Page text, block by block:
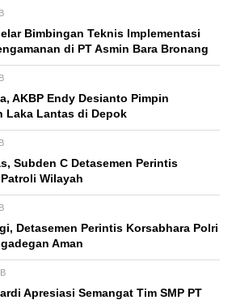
Bimbingan Teknis Implementasi
di PT Asmin Bara Bronang
AKBP Endy Desianto Pimpin
Laka Lantas di Depok
Subden C Detasemen Perintis
Wilayah
Detasemen Perintis Korsabhara Polri
Aman
Apresiasi Semangat Tim SMP PT